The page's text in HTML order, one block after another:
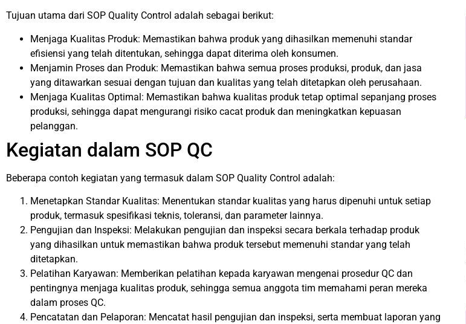
Tujuan utama dari SOP Quality Control adalah sebagai berikut:
Menjaga Kualitas Produk: Memastikan bahwa produk yang dihasilkan memenuhi standar
efisiensi yang telah ditentukan, sehingga dapat diterima oleh konsumen.
Menjamin Proses dan Produk: Memastikan bahwa semua proses produksi, produk, dan jasa
yang ditawarkan sesuai dengan tujuan dan kualitas yang telah ditetapkan oleh perusahaan.
Menjaga Kualitas Optimal: Memastikan bahwa kualitas produk tetap optimal sepanjang proses
produksi, sehingga dapat mengurangi risiko cacat produk dan meningkatkan kepuasan
pelanggan.
Kegiatan dalam SOP QC
Beberapa contoh kegiatan yang termasuk dalam SOP Quality Control adalah:
Menetapkan Standar Kualitas: Menentukan standar kualitas yang harus dipenuhi untuk setiap
produk, termasuk spesifikasi teknis, toleransi, dan parameter lainnya.
Pengujian dan Inspeksi: Melakukan pengujian dan inspeksi secara berkala terhadap produk
yang dihasilkan untuk memastikan bahwa produk tersebut memenuhi standar yang telah
ditetapkan.
Pelatihan Karyawan: Memberikan pelatihan kepada karyawan mengenai prosedur QC dan
pentingnya menjaga kualitas produk, sehingga semua anggota tim memahami peran mereka
dalam proses QC.
Pencatatan dan Pelaporan: Mencatat hasil pengujian dan inspeksi, serta membuat laporan yang